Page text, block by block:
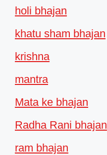
holi bhajan
khatu sham bhajan
krishna
mantra
Mata ke bhajan
Radha Rani bhajan
ram bhajan